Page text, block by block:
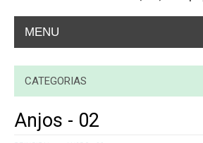
MENU
A EMPRESA
CONTATO
COMO COMPRAR
CATEGORIAS
Anjos - 02